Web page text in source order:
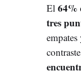
El 64%
tres